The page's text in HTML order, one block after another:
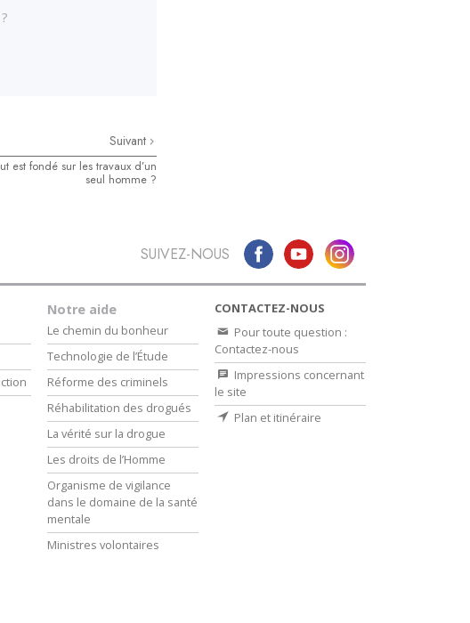
Suivant
est fondé sur les travaux d’un
seul homme ?
SUIVEZ-NOUS
Notre aide
Le chemin du bonheur
Technologie de l’Étude
Réforme des criminels
Réhabilitation des drogués
La vérité sur la drogue
Les droits de l’Homme
Organisme de vigilance
dans le domaine de la santé
mentale
Ministres volontaires
CONTACTEZ-NOUS
Pour toute question :
Contactez-nous
Impressions concernant
le site
Plan et itinéraire